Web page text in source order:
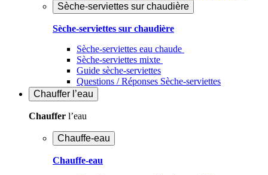
Sèche-serviettes sur chaudière
Sèche-serviettes sur chaudière
Sèche-serviettes eau chaude
Sèche-serviettes mixte
Guide sèche-serviettes
Questions / Réponses Sèche-serviettes
Chauffer l’eau
Chauffer l’eau
Chauffe-eau
Chauffe-eau